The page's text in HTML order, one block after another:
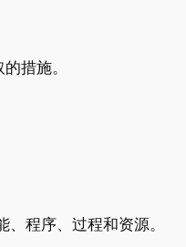
措施。
程序、过程和资源。